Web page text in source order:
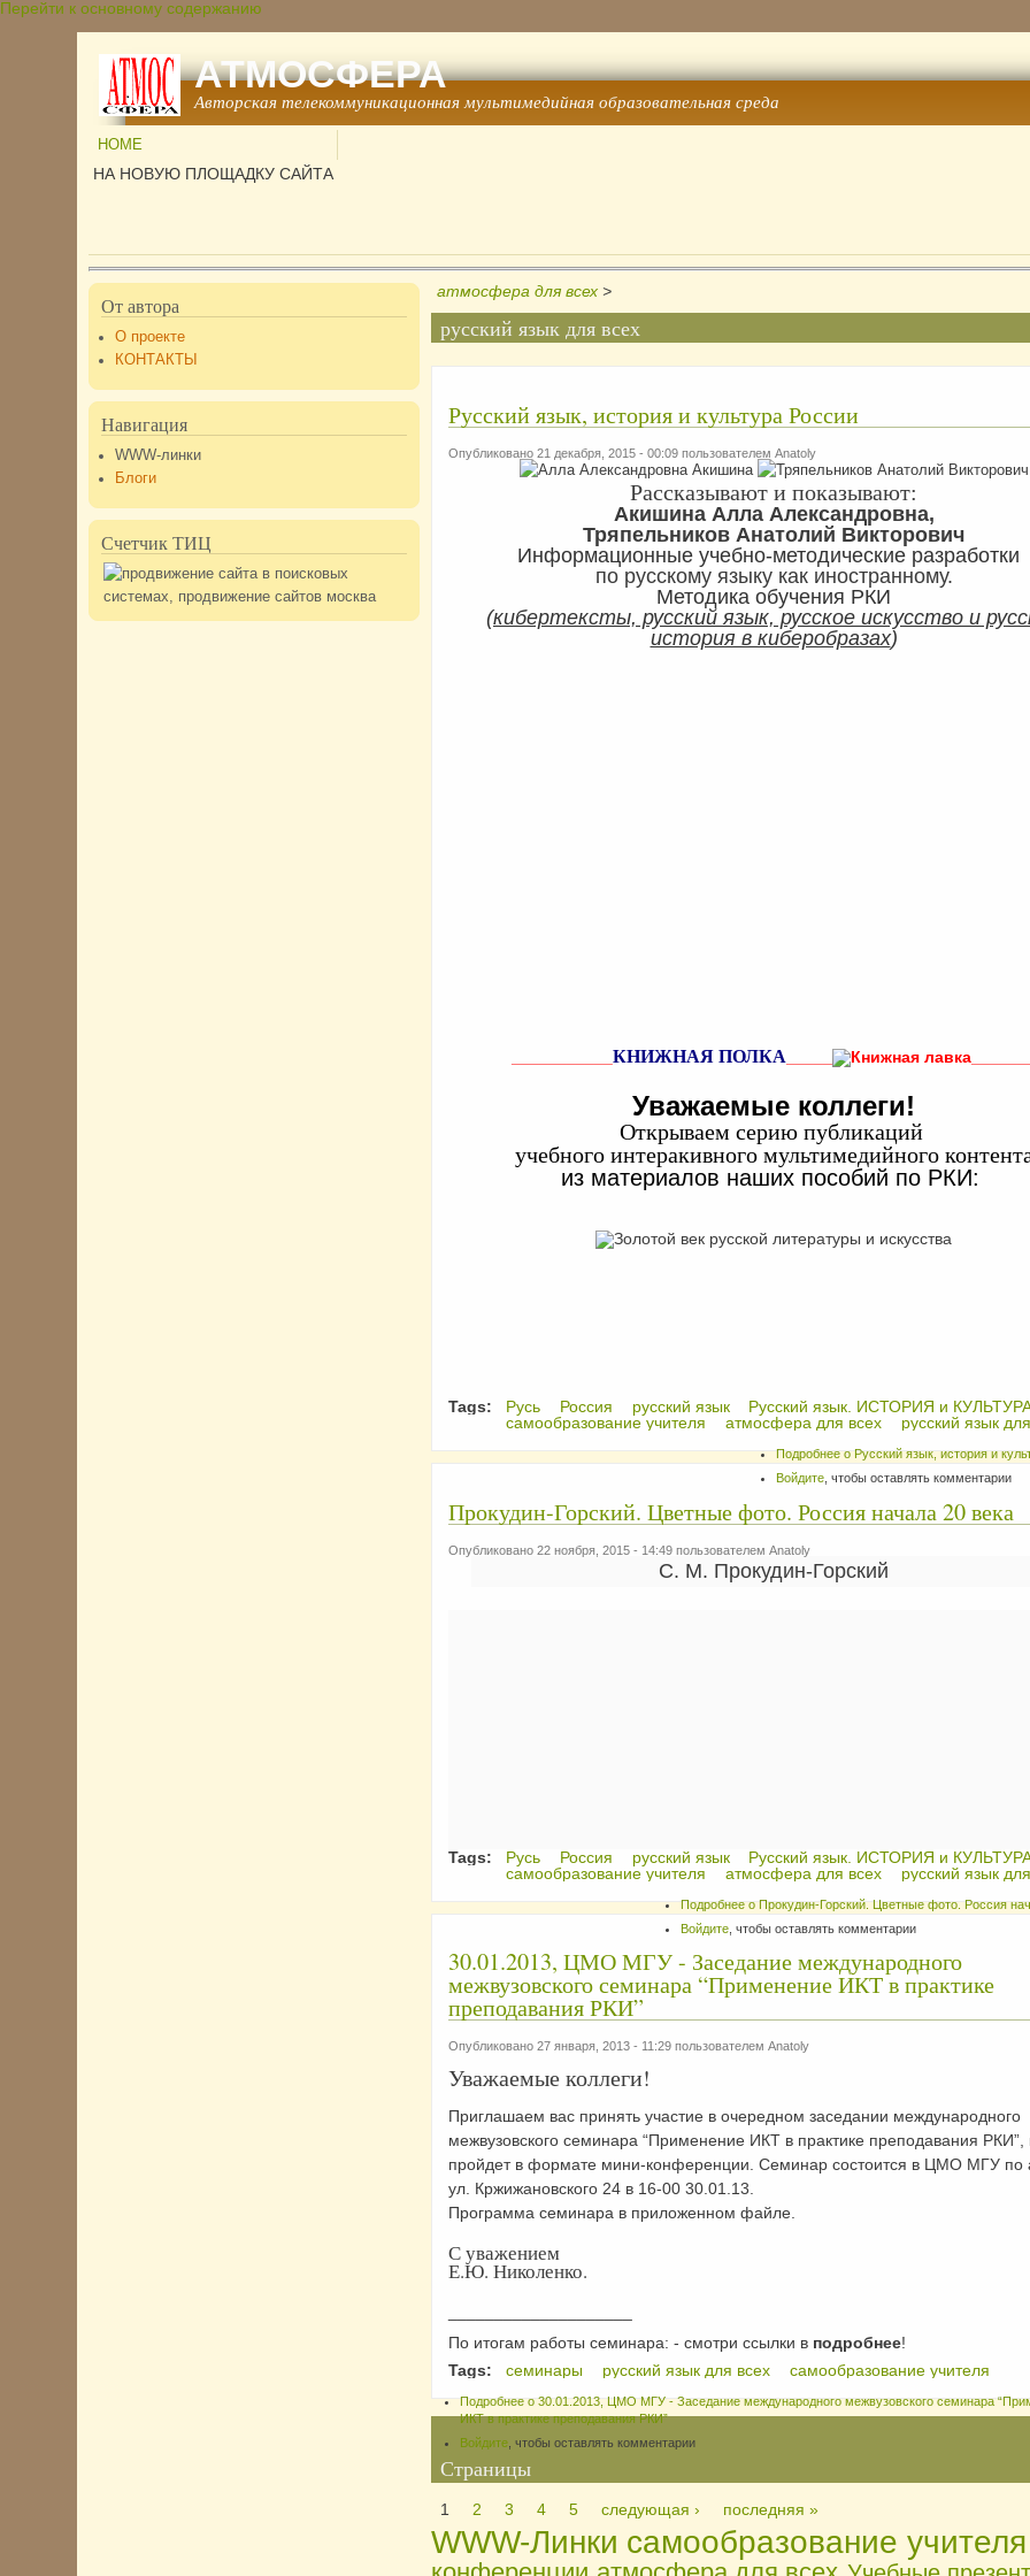
Перейти к основному содержанию
АТМОСФЕРА
Авторская телекоммуникационная мультимедийная образовательная среда
HOME
НА НОВУЮ ПЛОЩАДКУ САЙТА
атмосфера для всех>
русский язык для всех
Русский язык, история и культура России
Опубликовано 21 декабря, 2015 - 00:09 пользователем Anatoly
Рассказывают и показывают:
Акишина Алла Александровна,
Тряпельников Анатолий Викторович
Информационные учебно-методические разработки
по русскому языку как иностранному.
Методика обучения РКИ
(кибертексты, русский язык, русское искусство и
история в киберобразах)
КНИЖНАЯ ПОЛКА
Уважаемые коллеги!
Открываем серию публикаций
учебного интеракивного мультимедийного
из материалов наших пособий по РКИ:
Tags: Русь Россия русский язык
Русский язык. ИСТОРИЯ и
самообразование учителя
атмосфера для всех русский язык
Подробнеео Русский язык, история и
Войдите , чтобы оставлять комментарии
Прокудин-Горский. Цветные фото. Россия начала 20 века
Опубликовано 22 ноября, 2015 - 14:49 пользователем Anatoly
С. М. Прокудин-Горский
Tags: Русь Россия русский язык
Русский язык. ИСТОРИЯ и
самообразование учителя
атмосфера для всех русский язык
Подробнеео Прокудин-Горский. Цветные фото. Россия
Войдите , чтобы оставлять комментарии
30.01.2013, ЦМО МГУ - Заседание международного
межвузовского семинара “Применение ИКТ в практике
преподавания РКИ”
Опубликовано 27 января, 2013 - 11:29 пользователем Anatoly
Уважаемые коллеги!
Приглашаем вас принять участие в очередном заседании международного
межвузовского семинара “Применение ИКТ в практике преподавания РКИ”,
пройдет в формате мини-конференции. Семинар состоится в ЦМО МГУ по
ул. Кржижановского 24 в 16-00 30.01.13.
Программа семинара в приложенном файле.
С уважением
Е.Ю. Николенко.
По итогам работы семинара: - смотри ссылки в подробнее!
Tags:
семинары русский язык для всех самообразование учителя
Подробнеео 30.01.2013, ЦМО МГУ - Заседание международного межвузовского семинара
ИКТ в практике преподавания РКИ”
Войдите, чтобы оставлять комментарии
Страницы
1 2 3 4 5 следующая › последняя »
WWW-Линки самообразование учителя
От автора
О проекте
КОНТАКТЫ
Навигация
WWW-линки
Блоги
Счетчик ТИЦ